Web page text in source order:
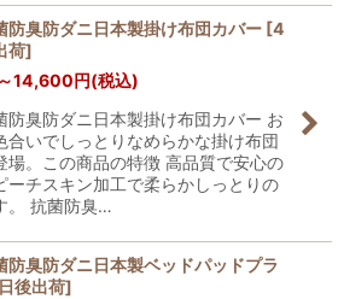
防臭防ダニ日本製掛け布団カバー [4
荷]
～14,600円(税込)
防臭防ダニ日本製掛け布団カバー お
合いでしっとりなめらかな掛け布団
場。この商品の特徴 高品質で安心の
ーチスキン加工で柔らかしっとりの
。 抗菌防臭…
防臭防ダニ日本製ベッドパッドプラ
後出荷]